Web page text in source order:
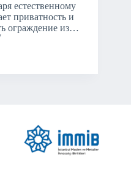
естественному
приватность и
ограждение из…